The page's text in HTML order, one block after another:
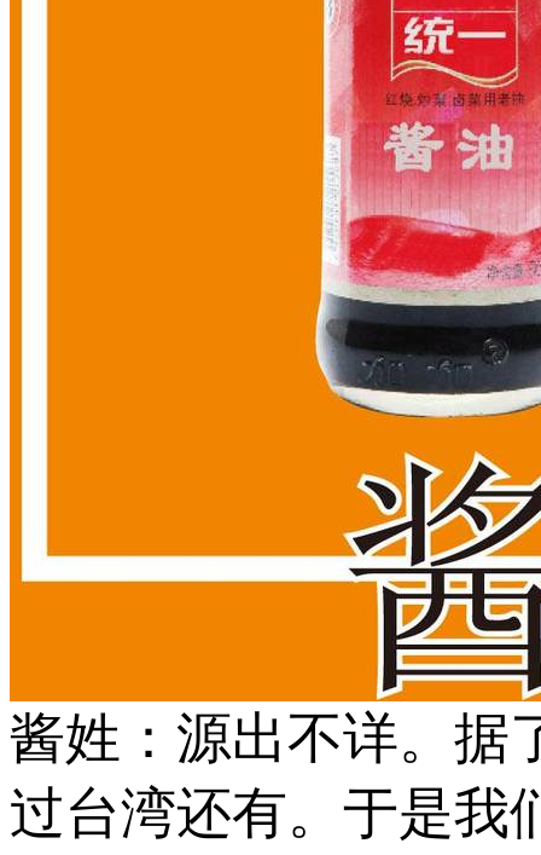
酱姓：源出不详。据
过台湾还有。于是我